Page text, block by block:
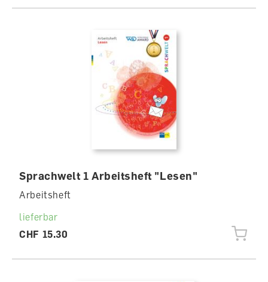
Sprachwelt 1 Arbeitsheft "Lesen"
Arbeitsheft
lieferbar
CHF 15.30